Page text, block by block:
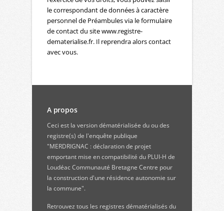
le correspondant de données à caractère
personnel de Préambules via le formulaire
de contact du site www.registre-
dematerialise.fr. Il reprendra alors contact
avec vous.
A propos
Ceci est la version dématérialisée du ou des
registre(s) de l'enquête publique
"MERDRIGNAC : déclaration de projet
emportant mise en compatibilité du PLUI-H de
Loudéac Communauté Bretagne Centre pour
la construction d'une résidence autonomie sur
la commune".
Retrouvez tous les registres dématérialisés du